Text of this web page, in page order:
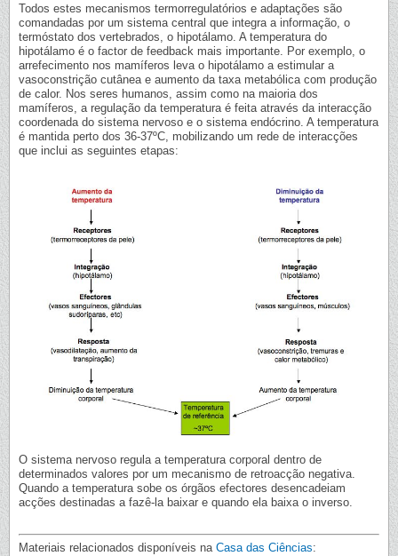
Todos estes mecanismos termorregulatórios e adaptações são
comandadas por um sistema central que integra a informação, o
termóstato dos vertebrados, o hipotálamo. A temperatura do
hipotálamo é o factor de feedback mais importante. Por exemplo, o
arrefecimento nos mamíferos leva o hipotálamo a estimular a
vasoconstrição cutânea e aumento da taxa metabólica com produção
de calor. Nos seres humanos, assim como na maioria dos
mamíferos, a regulação da temperatura é feita através da interacção
coordenada do sistema nervoso e o sistema endócrino. A temperatura
é mantida perto dos 36-37ºC, mobilizando um rede de interacções
que inclui as seguintes etapas:
O sistema nervoso regula a temperatura corporal dentro de
determinados valores por um mecanismo de retroacção negativa.
Quando a temperatura sobe os órgãos efectores desencadeiam
acções destinadas a fazê-la baixar e quando ela baixa o inverso.
Materiais relacionados disponíveis na Casa das Ciências: